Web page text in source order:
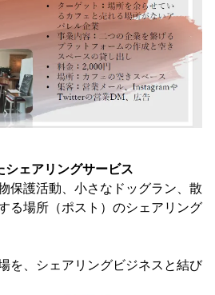
シェアリングサービス
保護活動、小さなドッグラン、散
る場所（ポスト）のシェアリング
を、シェアリングビジネスと結び